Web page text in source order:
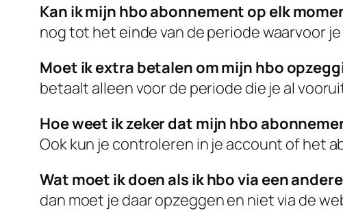
Kan ik mijn hbo abonnement op elk
nog tot het einde van de periode waarvoor
Moet ik extra betalen om mijn hbo
betaalt alleen voor de periode die je al
Hoe weet ik zeker dat mijn hbo
Ook kun je controleren in je account of het
Wat moet ik doen als ik hbo via een
dan moet je daar opzeggen en niet via de